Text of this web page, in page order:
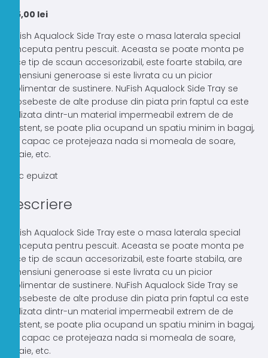
795,00 lei
NuFish Aqualock Side Tray este o masa laterala special
conceputa pentru pescuit. Aceasta se poate monta pe
orice tip de scaun accesorizabil, este foarte stabila, are
dimensiuni generoase si este livrata cu un picior
suplimentar de sustinere. NuFish Aqualock Side Tray se
deosebeste de alte produse din piata prin faptul ca este
realizata dintr-un material impermeabil extrem de de
rezistent, se poate plia ocupand un spatiu minim in bagaj,
are capac ce protejeaza nada si momeala de soare,
ploaie, etc.
Stoc epuizat
Descriere
NuFish Aqualock Side Tray este o masa laterala special
conceputa pentru pescuit. Aceasta se poate monta pe
orice tip de scaun accesorizabil, este foarte stabila, are
dimensiuni generoase si este livrata cu un picior
suplimentar de sustinere. NuFish Aqualock Side Tray se
deosebeste de alte produse din piata prin faptul ca este
realizata dintr-un material impermeabil extrem de de
rezistent, se poate plia ocupand un spatiu minim in bagaj,
are capac ce protejeaza nada si momeala de soare,
ploaie, etc.